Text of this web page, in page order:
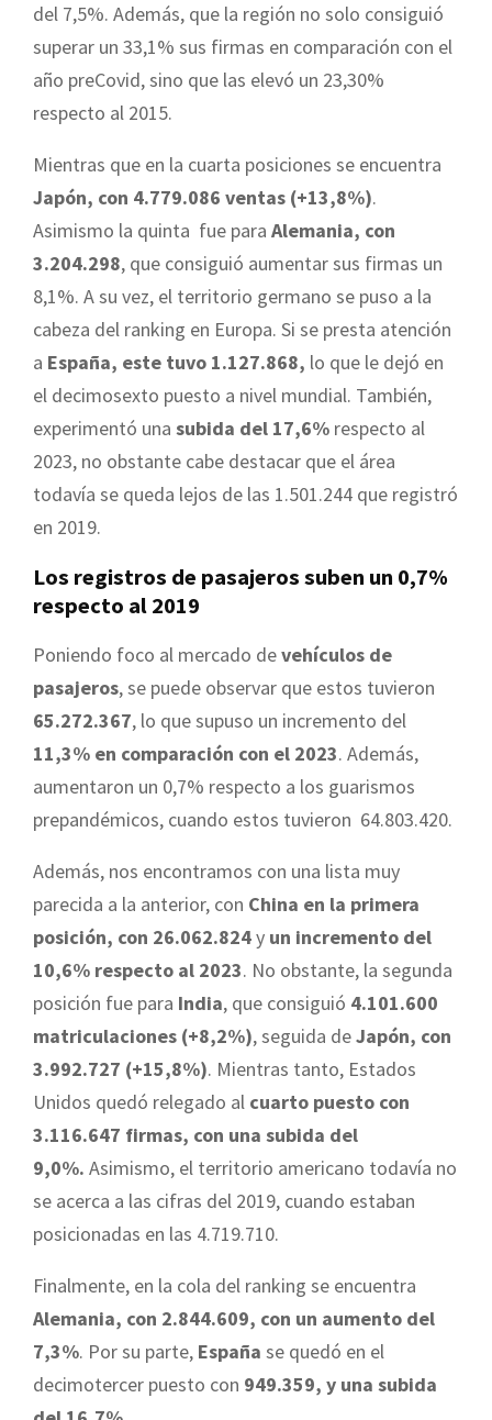
del 7,5%. Además, que la región no solo consiguió
superar un 33,1% sus firmas en comparación con el
año preCovid, sino que las elevó un 23,30%
respecto al 2015.
Mientras que en la cuarta posiciones se encuentra
Japón, con 4.779.086 ventas (+13,8%).
Asimismo la quinta fue para Alemania, con
3.204.298, que consiguió aumentar sus firmas un
8,1%. A su vez, el territorio germano se puso a la
cabeza del ranking en Europa. Si se presta atención
a España, este tuvo 1.127.868, lo que le dejó en
el decimosexto puesto a nivel mundial. También,
experimentó una subida del 17,6% respecto al
2023, no obstante cabe destacar que el área
todavía se queda lejos de las 1.501.244 que registró
en 2019.
Los registros de pasajeros suben un 0,7%
respecto al 2019
Poniendo foco al mercado devehículos de
pasajeros, se puede observar que estos tuvieron
65.272.367, lo que supuso un incremento del
11,3% en comparación con el 2023. Además,
aumentaron un 0,7% respecto a los guarismos
prepandémicos, cuando estos tuvieron 64.803.420.
Además, nos encontramos con una lista muy
parecida a la anterior, con China en la primera
posición, con 26.062.824y un incremento del
10,6% respecto al 2023. No obstante, la segunda
posición fue para India, que consiguió 4.101.600
matriculaciones (+8,2%), seguida deJapón, con
3.992.727 (+15,8%). Mientras tanto, Estados
Unidos quedó relegado al cuarto puesto con
3.116.647 firmas, con una subida del
9,0%. Asimismo, el territorio americano todavía no
se acerca a las cifras del 2019, cuando estaban
posicionadas en las 4.719.710.
Finalmente, en la cola del ranking se encuentra
Alemania, con 2.844.609, con un aumento del
7,3%. Por su parte, España se quedó en el
decimotercer puesto con 949.359, y una subida